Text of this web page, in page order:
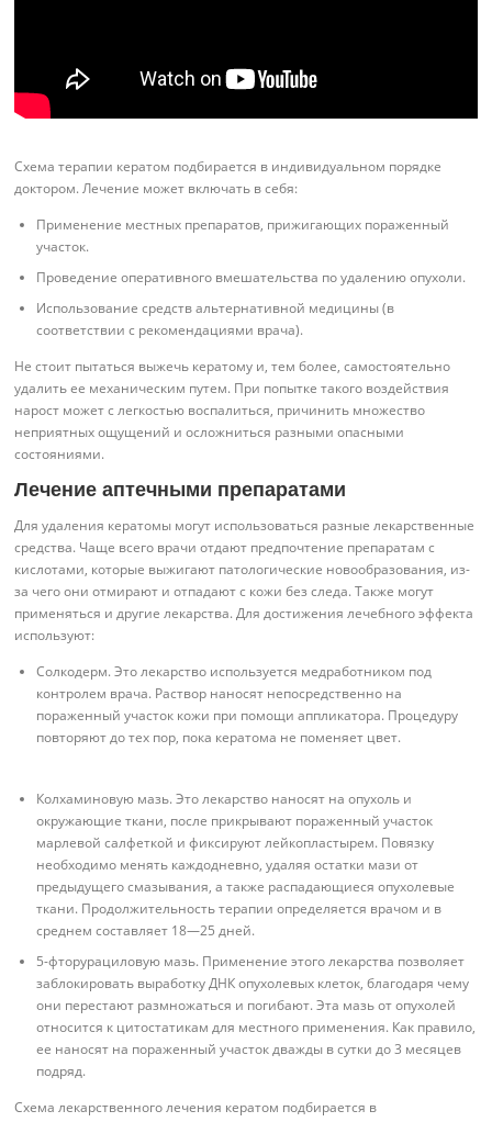
Схема терапии кератом подбирается в индивидуальном порядке
доктором. Лечение может включать в себя:
Применение местных препаратов, прижигающих пораженный
участок.
Проведение оперативного вмешательства по удалению опухоли.
Использование средств альтернативной медицины (в
соответствии с рекомендациями врача).
Не стоит пытаться выжечь кератому и, тем более, самостоятельно
удалить ее механическим путем. При попытке такого воздействия
нарост может с легкостью воспалиться, причинить множество
неприятных ощущений и осложниться разными опасными
состояниями.
Лечение аптечными препаратами
Для удаления кератомы могут использоваться разные лекарственные
средства. Чаще всего врачи отдают предпочтение препаратам с
кислотами, которые выжигают патологические новообразования, из-
за чего они отмирают и отпадают с кожи без следа. Также могут
применяться и другие лекарства. Для достижения лечебного эффекта
используют:
Солкодерм. Это лекарство используется медработником под
контролем врача. Раствор наносят непосредственно на
пораженный участок кожи при помощи аппликатора. Процедуру
повторяют до тех пор, пока кератома не поменяет цвет.
Колхаминовую мазь. Это лекарство наносят на опухоль и
окружающие ткани, после прикрывают пораженный участок
марлевой салфеткой и фиксируют лейкопластырем. Повязку
необходимо менять каждодневно, удаляя остатки мази от
предыдущего смазывания, а также распадающиеся опухолевые
ткани. Продолжительность терапии определяется врачом и в
среднем составляет 18—25 дней.
5-фторурациловую мазь. Применение этого лекарства позволяет
заблокировать выработку ДНК опухолевых клеток, благодаря чему
они перестают размножаться и погибают. Эта мазь от опухолей
относится к цитостатикам для местного применения. Как правило,
ее наносят на пораженный участок дважды в сутки до 3 месяцев
подряд.
Схема лекарственного лечения кератом подбирается в